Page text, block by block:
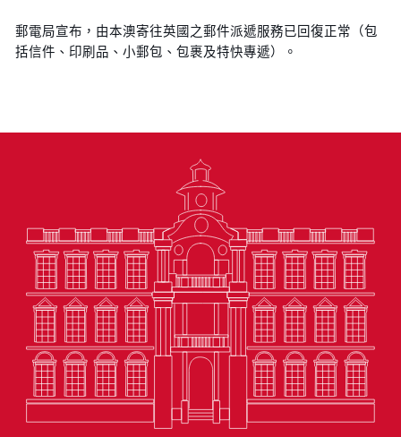
郵電局宣布，由本澳寄往英國之郵件派遞服務已回復正常（包
括信件、印刷品、小郵包、包裹及特快專遞）。